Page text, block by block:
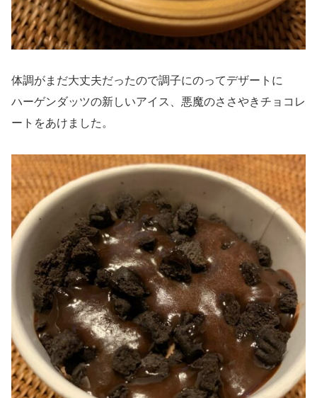
体調がまだ大丈夫だったので調子にのってデザートに
ハーゲンダッツの新しいアイス、悪魔のささやきチョコレ
ートをあけました。